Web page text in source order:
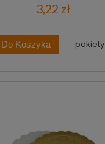
3,22 zł
Do Koszyka pakiety